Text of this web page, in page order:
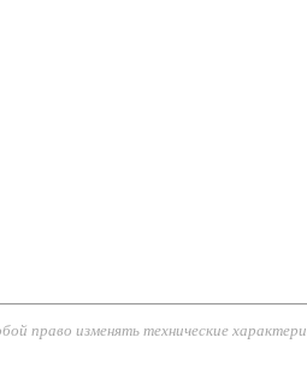
право изменять технические